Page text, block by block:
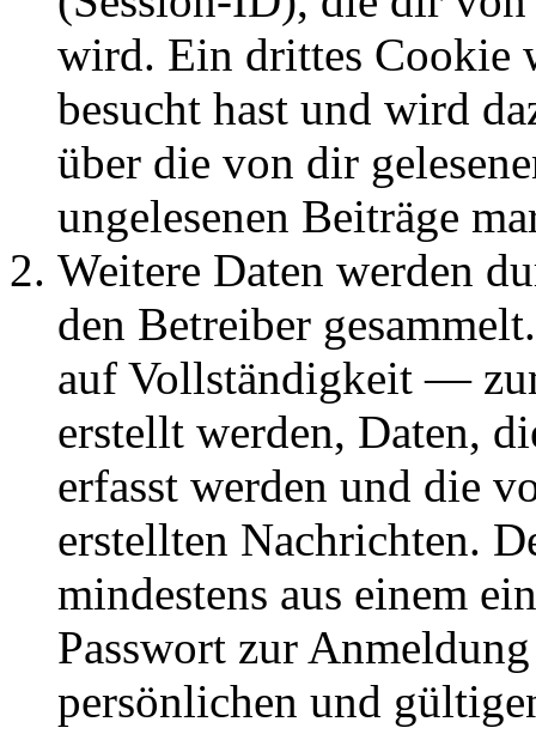
wird. Ein drittes Cookie
besucht hast und wird
über die von dir
ungelesenen Beiträge
Weitere Daten werden
den Betreiber
auf Vollständigkeit —
erstellt werden, Daten,
erfasst werden und die
erstellten Nachrichten.
mindestens aus einem
Passwort zur
persönlichen und